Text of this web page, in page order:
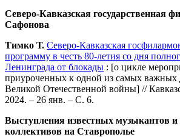
Северо-Кавказская государственная
Сафонова
Тимко Т. Северо-Кавказская
программу в честь 80-летия со дня
Ленинграда от блокады : [о цикле
приуроченных к одной из самых важных
Великой Отечественной войны] //
2024. – 26 янв. – С. 6.
Выступления известных музыкантов и
коллективов на Ставрополье